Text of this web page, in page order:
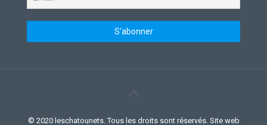
© 2020 leschatounets. Tous les droits sont réservés. Site web